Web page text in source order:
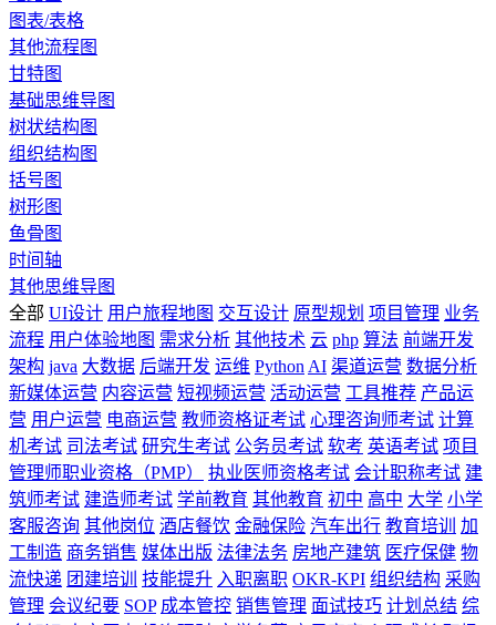
图表/表格
其他流程图
甘特图
基础思维导图
树状结构图
组织结构图
括号图
树形图
鱼骨图
时间轴
其他思维导图
全部 UI设计 用户旅程地图 交互设计 原型规划 项目管理 业务
流程 用户体验地图 需求分析 其他技术 云 php 算法 前端开发
架构 java 大数据 后端开发 运维 Python AI 渠道运营 数据分析
新媒体运营 内容运营 短视频运营 活动运营 工具推荐 产品运
营 用户运营 电商运营 教师资格证考试 心理咨询师考试 计算
机考试 司法考试 研究生考试 公务员考试 软考 英语考试 项目
管理师职业资格（PMP）
执业医师资格考试 会计职称考试 建
筑师考试 建造师考试 学前教育 其他教育 初中 高中 大学 小学
客服咨询 其他岗位 酒店餐饮 金融保险 汽车出行 教育培训
加
工制造 商务销售 媒体出版 法律法务 房地产建筑 医疗保健 物
流快递 团建培训 技能提升 入职离职 OKR-KPI 组织结构 采购
管理 会议纪要 SOP 成本管控 销售管理 面试技巧 计划总结 综